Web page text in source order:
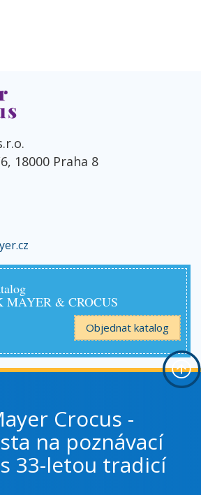
18000 Praha 8
MAYER & CROCUS
Objednat katalog
Crocus -
na poznávací
33-letou tradicí